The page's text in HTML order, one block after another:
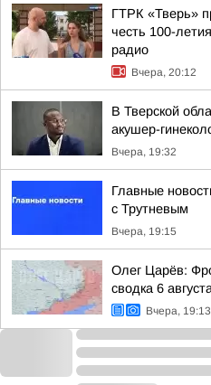
ГТРК «Тверь»
честь 100-
радио
Вчера, 20:12
В Тверской
акушер-
Вчера, 19:32
Главные
с Трутневым
Вчера, 19:15
Олег Царёв:
сводка 6 августа
Вчера, 19:13